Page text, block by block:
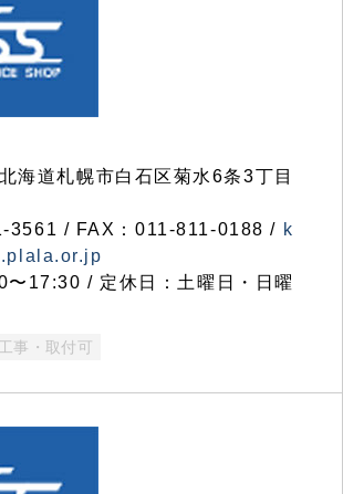
道札幌市白石区菊水6条3丁目
3561 / FAX：011-811-0188 / k
〜17:30 / 定休日：土曜日・日曜
工事・取付可